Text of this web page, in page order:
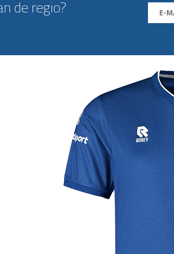
de regio?